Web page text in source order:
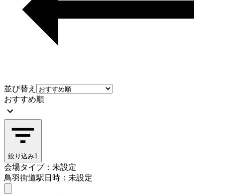
並び替え
おすすめ順
絞り込み1
会場タイプ：未設定
鳥羽街道駅日時：未設定